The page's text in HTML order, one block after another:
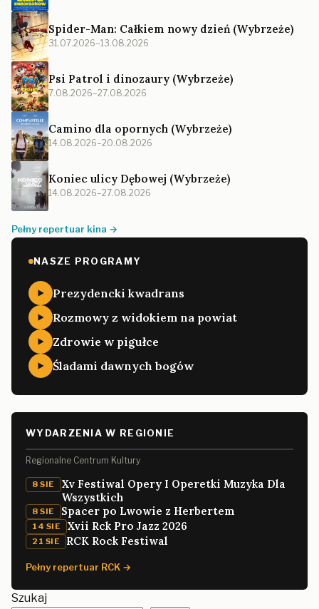
Spider-Man: Całkiem nowy dzień (Wybrzeże)
31.07.2026–13.08.2026
Psi Patrol i dinozaury (Wybrzeże)
7.08.2026–27.08.2026
Camino dla opornych (Wybrzeże)
14.08.2026–20.08.2026
Koniec ulicy Dębowej (Wybrzeże)
14.08.2026–27.08.2026
Pełny repertuar kina →
NASZE PROGRAMY
Prezydencki kwadrans
Rozmowy z widokiem na powiat
Zdrowie w pigułce
Śladami dawnych bogów
WYDARZENIA W REGIONIE
Regionalne Centrum Kultury
8 SIE
Xv Festiwal Opery I Operetki Muzyka Dla
Wszystkich
8 SIE Spacer po Lwowie z Herbertem
14 SIE Xvii Rck Pro Jazz 2026
21 SIE RCK Rock Festiwal
Pełny repertuar RCK →
Szukaj